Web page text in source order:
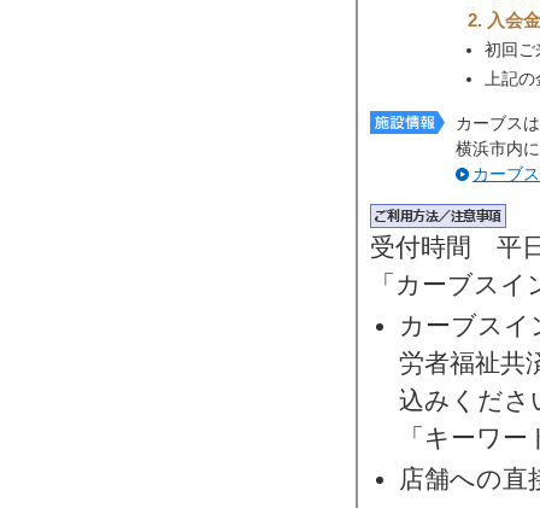
入会
初回ご
上記
カーブス
横浜市内
カーブ
受付時間 平
「カーブス
カーブスイ
労者福祉共
込みくださ
「キーワ
店舗への直